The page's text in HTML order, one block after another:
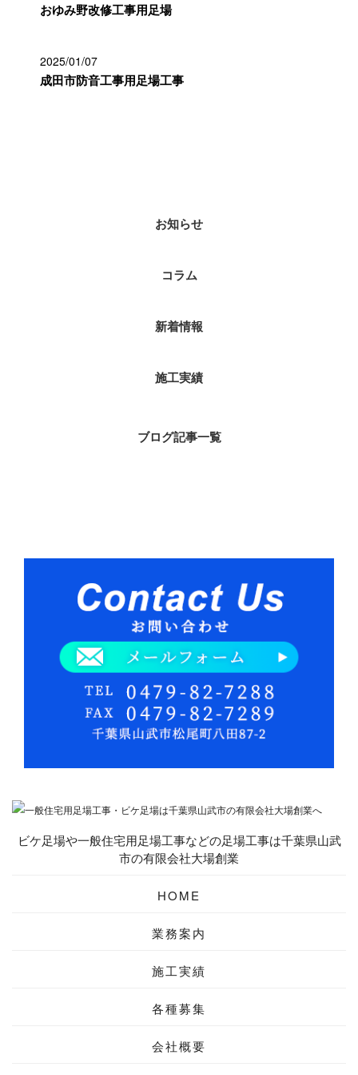
おゆみ野改修工事用足場
2025/01/07
成田市防音工事用足場工事
お知らせ
コラム
新着情報
施工実績
ブログ記事一覧
ビケ足場や一般住宅用足場工事などの足場工事は千葉県山武
市の有限会社大場創業
HOME
業務案内
施工実績
各種募集
会社概要